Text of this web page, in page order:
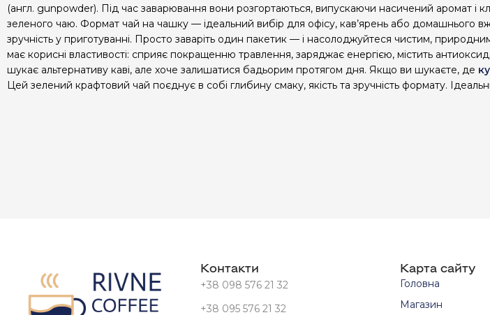
(англ. gunpowder). Під час заварювання вони розгортаються, випускаючи насичений аромат і
зеленого чаю. Формат чай на чашку — ідеальний вибір для офісу, кав’ярень або домашнього
зручність у приготуванні. Просто заваріть один пакетик — і насолоджуйтеся чистим,
має корисні властивості: сприяє покращенню травлення, заряджає енергією, містить
шукає альтернативу каві, але хоче залишатися бадьорим протягом дня. Якщо ви шукаєте, де
Цей зелений крафтовий чай поєднує в собі глибину смаку, якість та зручність формату.
Контакти
+38 098 576 21 32
+38 095 576 21 32
Карта сайту
Головна
Магазин